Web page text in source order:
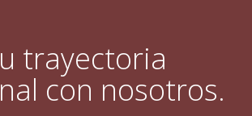
trayectoria
con nosotros.